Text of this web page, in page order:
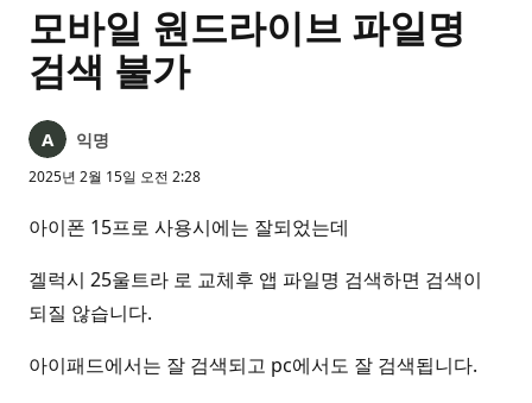
모바일 원드라이브 파일명
검색 불가
익명
2025년 2월 15일 오전 2:28
아이폰 15프로 사용시에는 잘되었는데
겔럭시 25울트라 로 교체후 앱 파일명 검색하면 검색이
되질 않습니다.
아이패드에서는 잘 검색되고 pc에서도 잘 검색됩니다.